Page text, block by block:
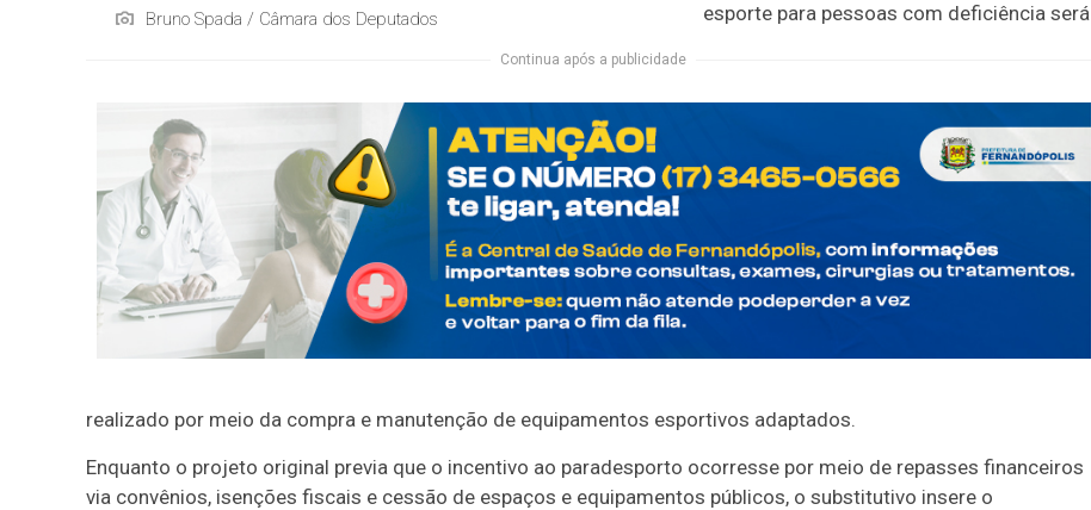
Bruno Spada / Câmara dos Deputados
Continua após a publicidade
esporte para pessoas com deficiência será
realizado por meio da compra e manutenção de equipamentos esportivos adaptados.
Enquanto o projeto original previa que o incentivo ao paradesporto ocorresse por meio de repasses financeiros
via convênios, isenções fiscais e cessão de espaços e equipamentos públicos, o substitutivo insere o